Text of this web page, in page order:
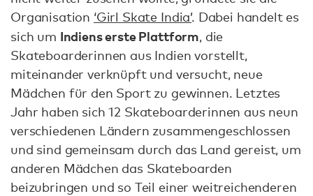
Organisation ‘Girl Skate India’. Dabei handelt es
sich um Indiens erste Plattform, die
Skateboarderinnen aus Indien vorstellt,
miteinander verknüpft und versucht, neue
Mädchen für den Sport zu gewinnen. Letztes
Jahr haben sich 12 Skateboarderinnen aus neun
verschiedenen Ländern zusammengeschlossen
und sind gemeinsam durch das Land gereist, um
anderen Mädchen das Skateboarden
beizubringen und so Teil einer weitreichenderen